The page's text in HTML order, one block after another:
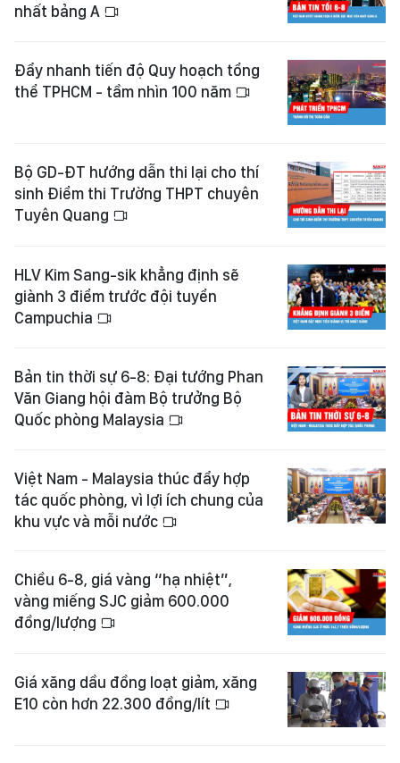
nhất bảng A
Đẩy nhanh tiến độ Quy hoạch tổng
thể TPHCM - tầm nhìn 100 năm
Bộ GD-ĐT hướng dẫn thi lại cho thí
sinh Điểm thi Trường THPT chuyên
Tuyên Quang
HLV Kim Sang-sik khẳng định sẽ
giành 3 điểm trước đội tuyển
Campuchia
Bản tin thời sự 6-8: Đại tướng Phan
Văn Giang hội đàm Bộ trưởng Bộ
Quốc phòng Malaysia
Việt Nam - Malaysia thúc đẩy hợp
tác quốc phòng, vì lợi ích chung của
khu vực và mỗi nước
Chiều 6-8, giá vàng “hạ nhiệt”,
vàng miếng SJC giảm 600.000
đồng/lượng
Giá xăng dầu đồng loạt giảm, xăng
E10 còn hơn 22.300 đồng/lít